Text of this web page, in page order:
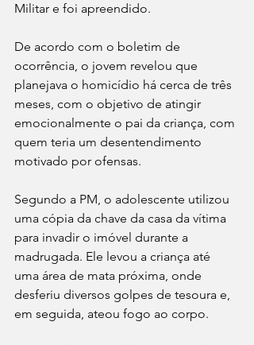
Militar e foi apreendido.
De acordo com o boletim de
ocorrência, o jovem revelou que
planejava o homicídio há cerca de três
meses, com o objetivo de atingir
emocionalmente o pai da criança, com
quem teria um desentendimento
motivado por ofensas.
Segundo a PM, o adolescente utilizou
uma cópia da chave da casa da vítima
para invadir o imóvel durante a
madrugada. Ele levou a criança até
uma área de mata próxima, onde
desferiu diversos golpes de tesoura e,
em seguida, ateou fogo ao corpo.